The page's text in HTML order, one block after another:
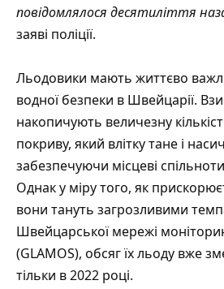
повідомлялося десятиліття
заяві поліції.
Льодовики мають життєво
водної безпеки в Швейцарії.
накопичують величезну
покриву, який влітку тане і
забезпечуючи місцеві
Однак у міру того, як
вони тануть загрозливими
Швейцарської мережі
(GLAMOS), обсяг їх льоду вже
тільки в 2022 році.